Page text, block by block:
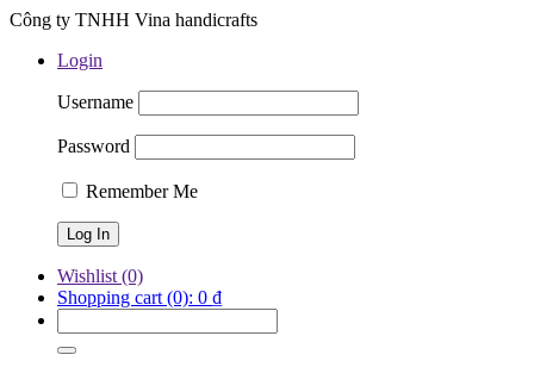
Công ty TNHH Vina handicrafts
Login
Username
Password
Remember Me
Wishlist (0)
Shopping cart (0): 0 ₫